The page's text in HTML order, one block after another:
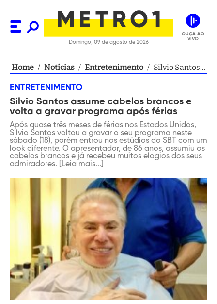
Domingo, 09 de agosto de 2026
OUÇA AO
VIVO
Home / Notícias / Entretenimento / Silvio Santos
brancos e
volta a gravar
programa
após férias
ENTRETENIMENTO
Silvio Santos assume cabelos brancos e
volta a gravar programa após férias
Após quase três meses de férias nos Estados Unidos,
Silvio Santos voltou a gravar o seu programa neste
sábado (18), porém entrou nos estúdios do SBT com um
look diferente. O apresentador, de 86 anos, assumiu os
cabelos brancos e já recebeu muitos elogios dos seus
admiradores. [Leia mais...]